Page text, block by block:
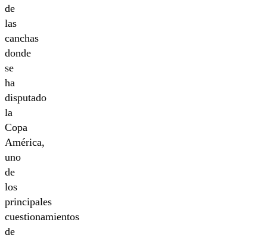
de
las
canchas
donde
se
ha
disputado
la
Copa
América,
uno
de
los
principales
cuestionamientos
de